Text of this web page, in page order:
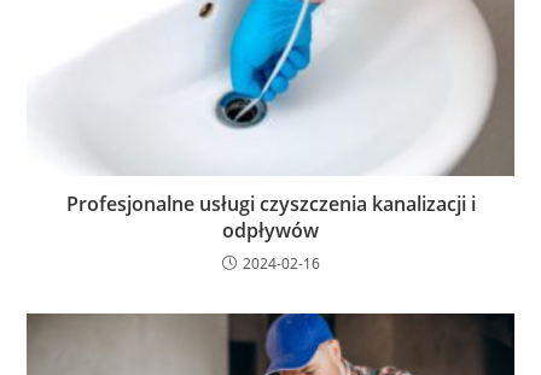
Profesjonalne usługi czyszczenia kanalizacji i
odpływów
2024-02-16